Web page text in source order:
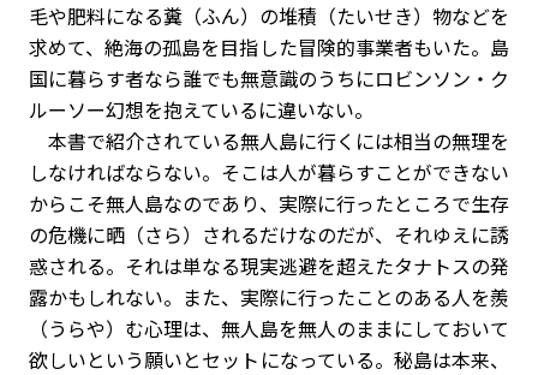
毛や肥料になる糞（ふん）の堆積（たいせき）物などを
求めて、絶海の孤島を目指した冒険的事業者もいた。島
国に暮らす者なら誰でも無意識のうちにロビンソン・ク
ルーソー幻想を抱えているに違いない。
本書で紹介されている無人島に行くには相当の無理を
しなければならない。そこは人が暮らすことができない
からこそ無人島なのであり、実際に行ったところで生存
の危機に晒（さら）されるだけなのだが、それゆえに誘
惑される。それは単なる現実逃避を超えたタナトスの発
露かもしれない。また、実際に行ったことのある人を羨
（うらや）む心理は、無人島を無人のままにしておいて
欲しいという願いとセットになっている。秘島は本来、